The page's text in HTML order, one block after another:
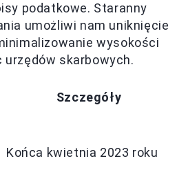
podatkowe. Staranny
umożliwi nam uniknięcie
wysokości
urzędów skarbowych.
Szczegóły
Końca kwietnia 2023 roku